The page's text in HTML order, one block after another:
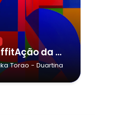
Festival GraffitAção da cidade de Duartina,Coletivo Novo Mundo -Rodolfo Leite Campos
Torao - Duartina